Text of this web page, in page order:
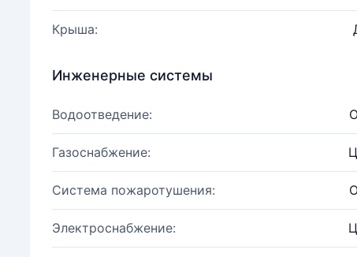
Крыша:
Инженерные системы
Водоотведение:
Газоснабжение:
Система пожаротушения:
Электроснабжение: